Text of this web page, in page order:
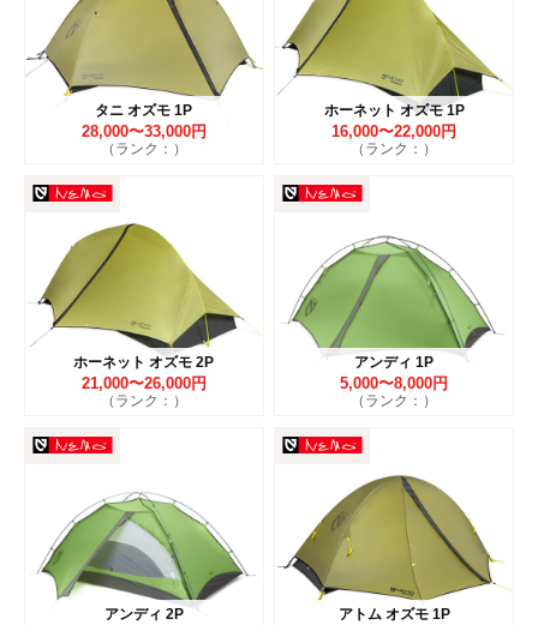
タニ オズモ 1P
28,000〜33,000円
（ランク：）
ホーネット オズモ 1P
16,000〜22,000円
（ランク：）
ホーネット オズモ 2P
21,000〜26,000円
（ランク：）
アンディ 1P
5,000〜8,000円
（ランク：）
アンディ 2P アトム オズモ 1P